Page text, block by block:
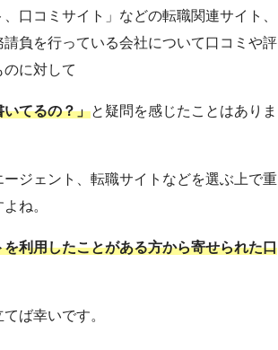
口コミサイト」などの転職関連サイト、
負を行っている会社について口コミや評
に対して
いてるの？」と疑問を感じたことはありま
ジェント、転職サイトなどを選ぶ上で重
ね。
利用したことがある方から寄せられた口
ば幸いです。